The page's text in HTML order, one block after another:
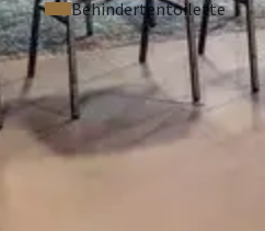
Behindertentoilette